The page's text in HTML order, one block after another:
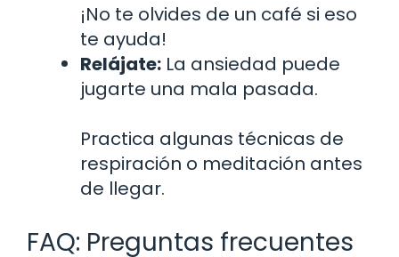
¡No te olvides de un café si eso
te ayuda!
Relájate: La ansiedad puede
jugarte una mala pasada.
Practica algunas técnicas de
respiración o meditación antes
de llegar.
FAQ: Preguntas frecuentes